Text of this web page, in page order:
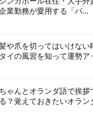
業勤務が愛用する「パ...
や爪を切ってはいけない
タイの風習を知って運勢ア
ちゃんとオランダ語で挨拶
る？覚えておきたいオラン